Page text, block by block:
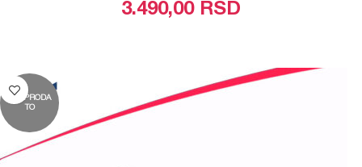
3.490,00 RSD
RASPRODA
TO